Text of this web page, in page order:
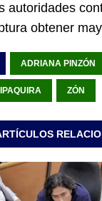
autoridades
obtener
ADRIANA PINZÓN
ZÓN